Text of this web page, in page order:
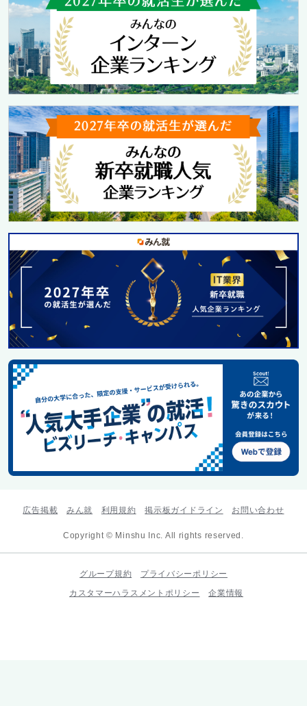
広告掲載 みん就 利用規約 掲示板ガイドライン お問い合わせ
Copyright © Minshu Inc. All rights reserved.
グループ規約
プライバシーポリシー
カスタマーハラスメントポリシー
企業情報